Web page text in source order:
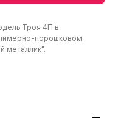
Троя 4П в
порошковом
металлик".